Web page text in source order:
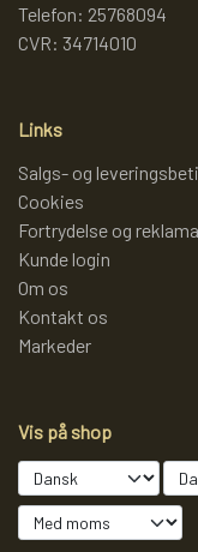
Telefon: 25768094
CVR: 34714010
Links
Salgs- og
Cookies
Fortrydelse og
Kunde login
Om os
Kontakt os
Markeder
Vis på shop